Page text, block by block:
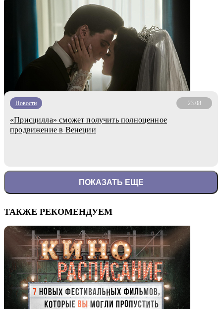
Новости 23.08
«Присцилла» сможет получить полноценное
продвижение в Венеции
ПОКАЗАТЬ ЕЩЕ
ТАКЖЕ РЕКОМЕНДУЕМ